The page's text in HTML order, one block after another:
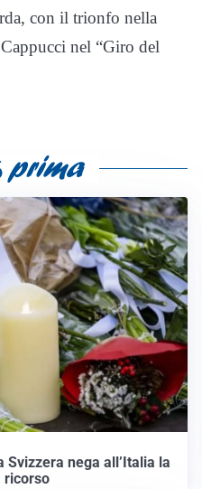
con il trionfo nella
nel “Giro del
nega all’Italia la
ricorso